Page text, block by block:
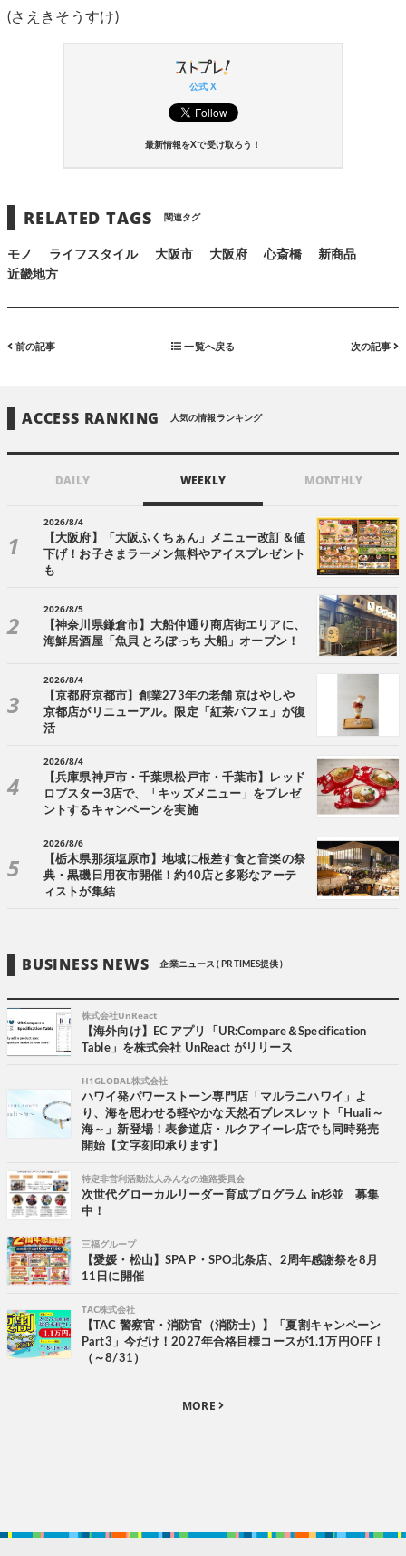
(さえきそうすけ)
公式 X
最新情報をXで受け取ろう！
RELATED TAGS 関連タグ
モノ ライフスタイル 大阪市 大阪府 心斎橋
新商品
近畿地方
前の記事 一覧へ戻る 次の記事
ACCESS RANKING 人気の情報ランキング
DAILY WEEKLY MONTHLY
2026/8/4
【大阪府】「大阪ふくちぁん」メニュー改訂＆値
下げ！お子さまラーメン無料やアイスプレゼント
も
2026/8/5
【神奈川県鎌倉市】大船仲通り商店街エリアに、
海鮮居酒屋「魚貝 とろぼっち 大船」オープン！
2026/8/4
【京都府京都市】創業273年の老舗 京はやしや
京都店がリニューアル。限定「紅茶パフェ」が復
活
2026/8/4
【兵庫県神戸市・千葉県松戸市・千葉市】レッド
ロブスター3店で、「キッズメニュー」をプレゼ
ントするキャンペーンを実施
2026/8/6
【栃木県那須塩原市】地域に根差す食と音楽の祭
典・黒磯日用夜市開催！約40店と多彩なアーテ
ィストが集結
BUSINESS NEWS 企業ニュース ( PR TIMES提供 )
株式会社UnReact
【海外向け】EC アプリ「UR:Compare＆Specification
Table」を株式会社 UnReact がリリース
H1GLOBAL株式会社
ハワイ発パワーストーン専門店「マルラニハワイ」よ
り、海を思わせる軽やかな天然石ブレスレット「Huali～
海～」新登場！表参道店・ルクアイーレ店でも同時発売
開始【文字刻印承ります】
特定非営利活動法人みんなの進路委員会
次世代グローカルリーダー育成プログラム in杉並 募集
中！
三福グループ
【愛媛・松山】SPA P・SPO北条店、2周年感謝祭を8月
11日に開催
TAC株式会社
【TAC 警察官・消防官（消防士）】「夏割キャンペーン
Part3」今だけ！2027年合格目標コースが1.1万円OFF！
（～8/31）
MORE